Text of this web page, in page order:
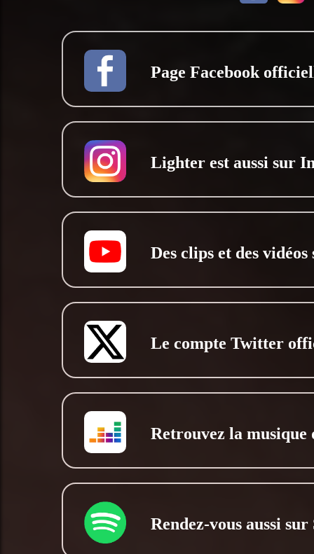
Page Facebook
Lighter est aussi sur
Des clips et des
Le compte Twitter
Retrouvez la
Rendez-vous aussi